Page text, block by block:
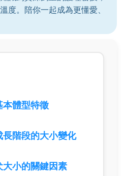
度。陪你一起成為更懂愛、
本體型特徵
長階段的大小變化
小的關鍵因素